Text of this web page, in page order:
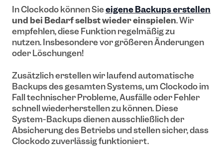
In Clockodo können Sieeigene Backups erstellen
und bei Bedarf selbst wieder einspielen. Wir
empfehlen, diese Funktion regelmäßig zu
nutzen. Insbesondere vor größeren Änderungen
oder Löschungen!
Zusätzlich erstellen wir laufend automatische
Backups des gesamten Systems, um Clockodo im
Fall technischer Probleme, Ausfälle oder Fehler
schnell wiederherstellen zu können. Diese
System-Backups dienen ausschließlich der
Absicherung des Betriebs und stellen sicher, dass
Clockodo zuverlässig funktioniert.